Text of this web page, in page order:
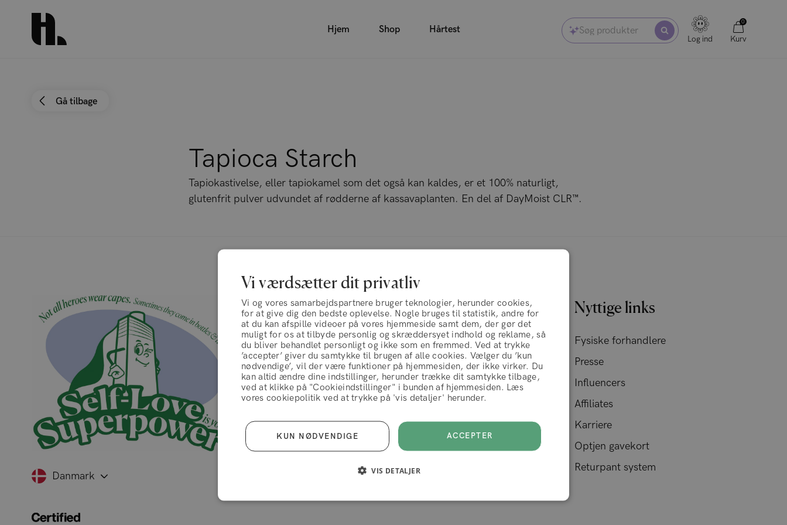
Hjem Shop Hårtest Søg produkter
Log ind
0
Kurv
Gå tilbage
Tapioca Starch
Tapiokastivelse, eller tapiokamel som det også kan kaldes, er et 100% naturligt,
glutenfrit pulver udvundet af rødderne af kassavaplanten. En del af DayMoist CLR™.
handelsbetingelser
AFVIS ACCEPTÉR
Danmark
Kundeservice
Om os
Hair Talk
Ofte stillede spørgsmål (FAQ)
Levering
Kontakt os
Håndter abonnement
Nyttige links
Fysiske forhandlere
Presse
Influencers
Affiliates
Karriere
Optjen gavekort
Returpant system
Vi værdsætter dit privatliv
Vi og vores samarbejdspartnere bruger teknologier, herunder cookies,
for at give dig den bedste oplevelse. Nogle bruges til statistik, andre for
at du kan afspille videoer på vores hjemmeside samt dem, der gør det
muligt for os at tilbyde personlig og skræddersyet indhold og reklame, så
du bliver behandlet personligt og ikke som en fremmed. Ved at trykke
’accepter’ giver du samtykke til brugen af alle cookies. Vælger du ’kun
nødvendige’, vil der være funktioner på hjemmesiden, der ikke virker. Du
kan altid ændre dine indstillinger, herunder trække dit samtykke tilbage,
ved at klikke på "Cookieindstillinger" i bunden af hjemmesiden. Læs
vores cookiepolitik ved at trykke på 'vis detaljer' herunder.
ACCEPTER
KUN NØDVENDIGE
VIS DETALJER